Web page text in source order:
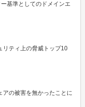
基準としてのドメインエ
リティ上の脅威トップ10
アの被害を無かったことに